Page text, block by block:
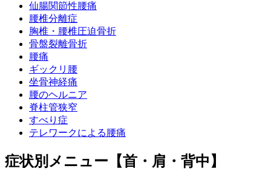
仙腸関節性腰痛
腰椎分離症
胸椎・腰椎圧迫骨折
骨盤裂離骨折
腰痛
ギックリ腰
坐骨神経痛
腰のヘルニア
脊柱管狭窄
すべり症
テレワークによる腰痛
症状別メニュー【首・肩・背中】